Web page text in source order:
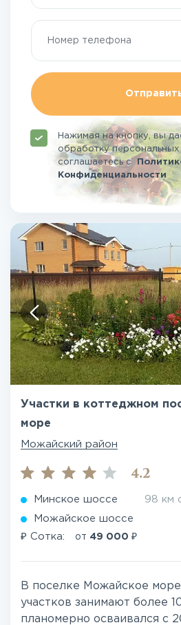
Нажимая на кнопку, вы
обработку персональных
соглашаетесьс
Конфиденциальности
Участки в коттеджном
море
Можайский район
4.2
Минское шоссе 98 км
Можайское шоссе
₽ Сотка: от 49 000 ₽
В поселке Можайское
участков занимают более
планомерно осваивался с